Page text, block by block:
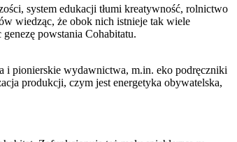
system edukacji tłumi kreatywność, rolnictwo
wiedząc, że obok nich istnieje tak wiele
powstania Cohabitatu.
i pionierskie wydawnictwa, m.in. eko podręczniki
produkcji, czym jest energetyka obywatelska,